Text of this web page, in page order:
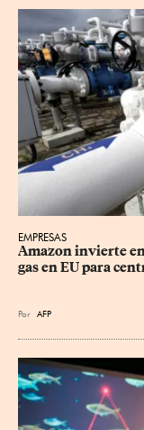
EMPRESAS
Amazon invierte
gas en EU para
Por AFP